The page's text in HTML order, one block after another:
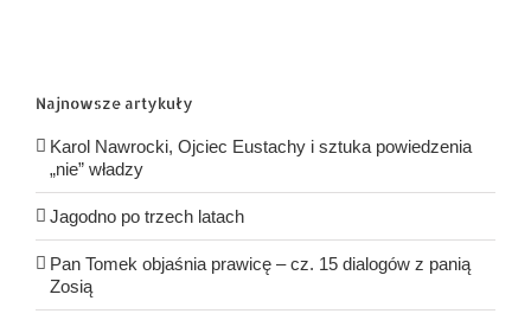
Najnowsze artykuły
Karol Nawrocki, Ojciec Eustachy i sztuka powiedzenia
„nie” władzy
Jagodno po trzech latach
Pan Tomek objaśnia prawicę – cz. 15 dialogów z panią
Zosią